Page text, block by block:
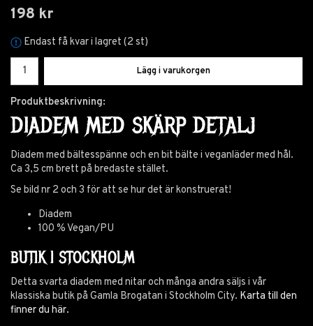
198 kr
Endast få kvar i lagret (2 st)
Lägg i varukorgen
Produktbeskrivning:
DIADEM MED SKÄRP DETALJ
Diadem med bältesspänne och en bit bälte i veganläder med hål.
Ca 3,5 cm brett på bredaste stället.
Se bild nr 2 och 3 för att se hur det är konstruerat!
Diadem
100 % Vegan/PU
BUTIK I STOCKHOLM
Detta svarta diadem med nitar och många andra säljs i vår
klassiska butik på Gamla Brogatan i Stockholm City. Karta till den
finner du här.